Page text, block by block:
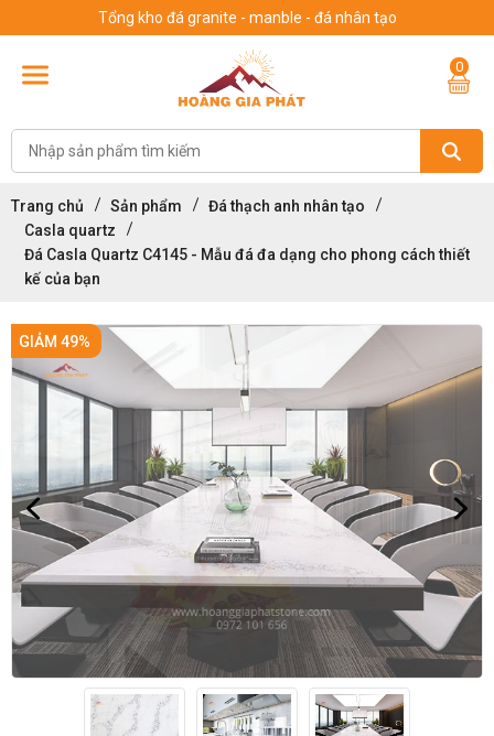
Tổng kho đá granite - manble - đá nhân tạo
0
Trang chủ Sản phẩm
Đá thạch anh nhân tạo
Casla quartz
Đá Casla Quartz C4145 - Mẫu đá đa dạng cho phong cách thiết
kế của bạn
GIẢM 49%